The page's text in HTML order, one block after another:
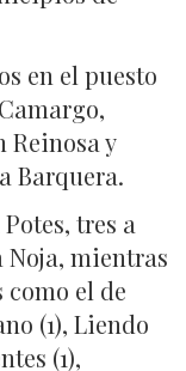
en el puesto
Reinosa y
Barquera.
tres a
Noja, mientras
como el de
(1), Liendo
(1),